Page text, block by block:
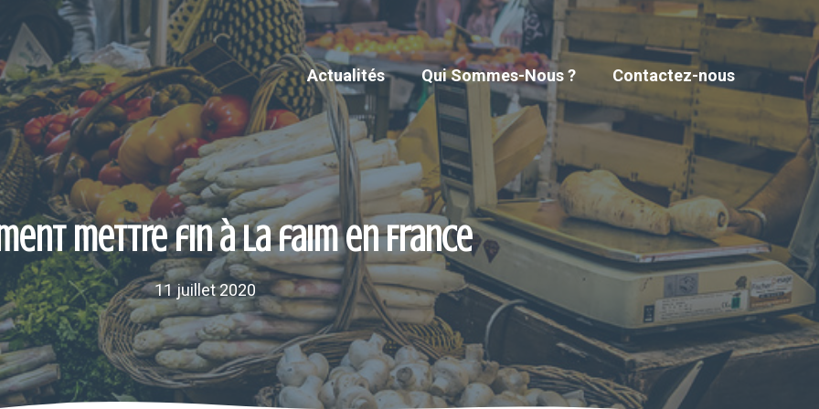
Actualités Qui Sommes-Nous ? Contactez-nous
mettre fin à la faim en France
11 juillet 2020